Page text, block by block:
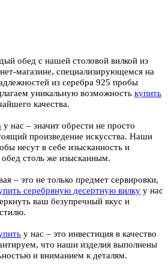
обед с нашей столовой вилкой из
магазине, специализирующемся на
из серебра 925 пробы
уникальную возможность купить
качества.
у нас – значит обрести не просто
произведение искусства. Наши
несут в себе изысканность и
обед столь же изысканным.
– это не только предмет сервировки,
серебряную десертную вилку у нас
ваш безупречный вкус и
у нас – это инвестиция в качество
что наши изделия выполнены
и вниманием к деталям.